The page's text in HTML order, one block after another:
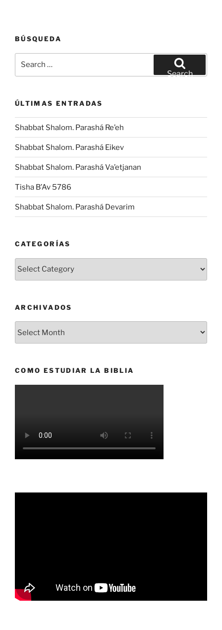
BÚSQUEDA
Search
ÚLTIMAS ENTRADAS
Shabbat Shalom. Parashá Re’eh
Shabbat Shalom. Parashá Eikev
Shabbat Shalom. Parashá Va’etjanan
Tisha B’Av 5786
Shabbat Shalom. Parashá Devarim
CATEGORÍAS
Categorías
ARCHIVADOS
COMO ESTUDIAR LA BIBLIA